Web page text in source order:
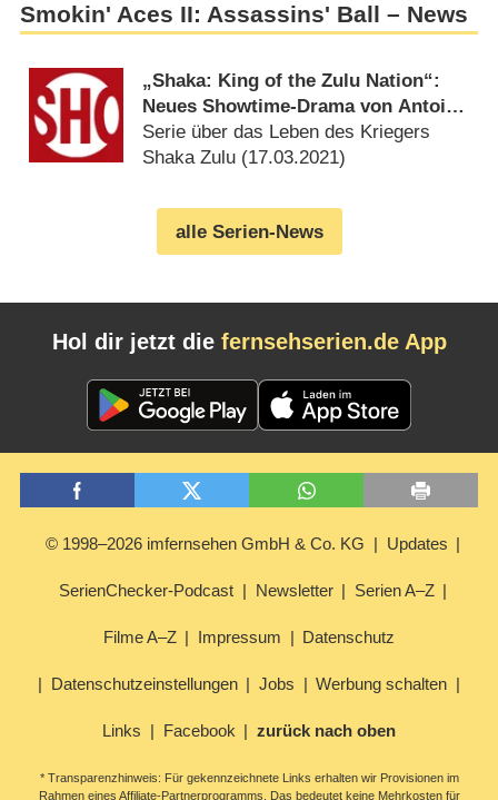
Smokin' Aces II: Assassins' Ball – News
„Shaka: King of the Zulu Nation“:
Neues Showtime-Drama von Antoine
Fuqua bestellt
Serie über das Leben des Kriegers
Shaka Zulu (17.03.2021)
alle Serien-News
Hol dir jetzt die fernsehserien.de App
© 1998–2026 imfernsehen GmbH & Co. KG Updates
SerienChecker-Podcast Newsletter Serien A–Z
Filme A–Z Impressum Datenschutz
Datenschutzeinstellungen Jobs Werbung schalten
Links Facebook zurück nach oben
* Transparenzhinweis: Für gekennzeichnete Links erhalten wir Provisionen im
Rahmen eines Affiliate-Partnerprogramms. Das bedeutet keine Mehrkosten für